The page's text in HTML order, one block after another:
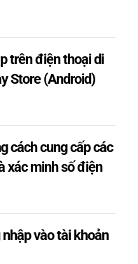
trên điện thoại di
Store (Android)
cách cung cấp các
xác minh số điện
vào tài khoản